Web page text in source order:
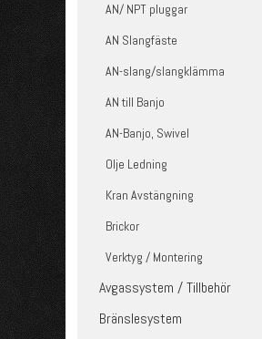
AN/ NPT pluggar
AN Slangfäste
AN-slang/slangklämma
AN till Banjo
AN-Banjo, Swivel
Olje Ledning
Kran Avstängning
Brickor
Verktyg / Montering
Avgassystem / Tillbehör
Bränslesystem